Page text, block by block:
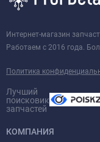
Интернет-магазин
Работаем с 2016 года.
Политика
Лучший
поисковик
запчастей
КОМПАНИЯ